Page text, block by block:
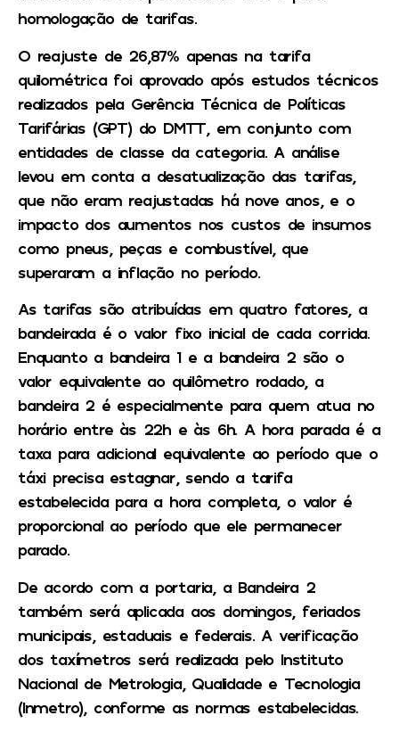
homologação de tarifas.
O reajuste de 26,87% apenas na tarifa
quilométrica foi aprovado após estudos técnicos
realizados pela Gerência Técnica de Políticas
Tarifárias (GPT) do DMTT, em conjunto com
entidades de classe da categoria. A análise
levou em conta a desatualização das tarifas,
que não eram reajustadas há nove anos, e o
impacto dos aumentos nos custos de insumos
como pneus, peças e combustível, que
superaram a inflação no período.
As tarifas são atribuídas em quatro fatores, a
bandeirada é o valor fixo inicial de cada corrida.
Enquanto a bandeira 1 e a bandeira 2 são o
valor equivalente ao quilômetro rodado, a
bandeira 2 é especialmente para quem atua no
horário entre às 22h e às 6h. A hora parada é a
taxa para adicional equivalente ao período que o
táxi precisa estagnar, sendo a tarifa
estabelecida para a hora completa, o valor é
proporcional ao período que ele permanecer
parado.
De acordo com a portaria, a Bandeira 2
também será aplicada aos domingos, feriados
municipais, estaduais e federais. A verificação
dos taxímetros será realizada pelo Instituto
Nacional de Metrologia, Qualidade e Tecnologia
(Inmetro), conforme as normas estabelecidas.